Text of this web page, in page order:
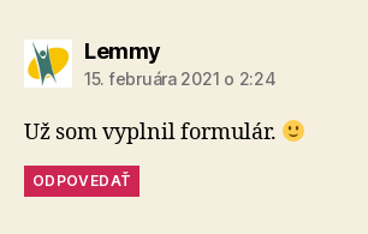
Lemmyhovorí:
15. februára 2021 o 2:24
Už som vyplnil formulár.
ODPOVEDAŤ